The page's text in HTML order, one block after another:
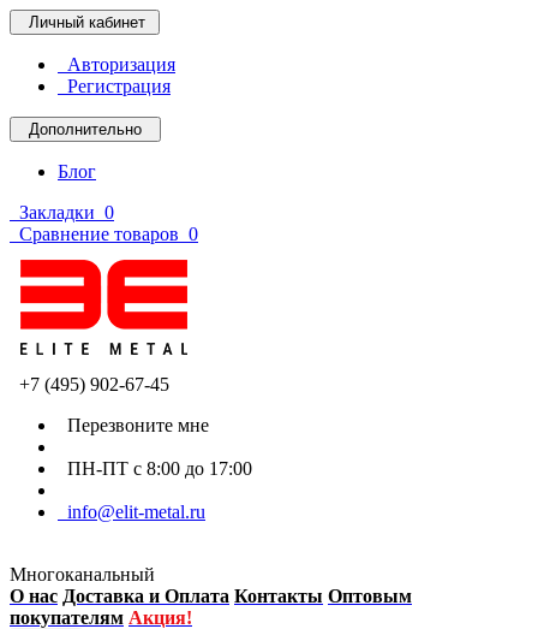
Личный кабинет
Авторизация
Регистрация
Дополнительно
Блог
Закладки 0
Сравнение товаров 0
+7 (495) 902-67-45
Перезвоните мне
ПН-ПТ с 8:00 до 17:00
info@elit-metal.ru
Многоканальный
О нас Доставка и Оплата Контакты Оптовым
покупателям Акция!